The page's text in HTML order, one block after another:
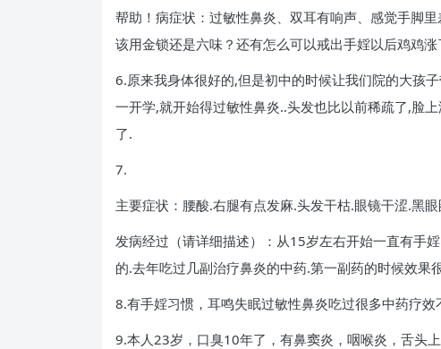
帮助！病症状：过敏性鼻炎、双耳有响声、感觉手脚
该用金锁还是六味？还有怎么可以戒出手婬以后鸡鸡涨
6.原来我身体很好的,但是初中的时候让我们院的大孩
一开学,就开始得过敏性鼻炎..头发也比以前稀疏了,脸
了.
7.
主要症状：腰酸.右腿有点发麻.头发干枯.眼镜干涩.黑
发病经过（请详细描述）：从15岁左右开始一直有手
的.去年吃过几副治疗鼻炎的中药.第一副药的时候效
8.有手婬习惯，耳鸣失眠过敏性鼻炎吃过很多中药疗
9.本人23岁，口臭10年了，有鼻窦炎，咽喉炎，舌头